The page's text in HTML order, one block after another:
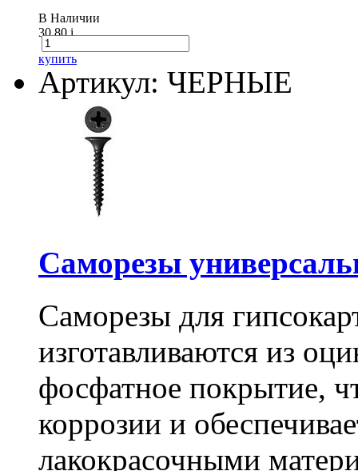
В Наличии
30.80i
купить
Артикул: ЧЕРНЫЕ
Саморезы
Саморезы для
изготавливаются из
фосфатное покрытие,
коррозии и
лакокрасочными